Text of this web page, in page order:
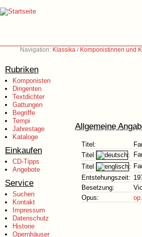
Navigation: Klassika / Komponistinnen und
Rubriken
Komponisten
Dirigenten
Textdichter
Gattungen
Begriffe
Tempi
Jahrestage
Kataloge
Einkaufen
CD-Tipps
Angebote
Service
Suchen
Kontakt
Impressum
Datenschutz
Historie
Opernhäuser
Allgemeine
Titel:
Titel
:
Titel
:
Entstehungszeit:
Besetzung:
Opus:
op.